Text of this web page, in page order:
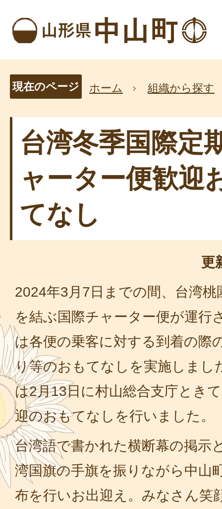
現在のページ ホーム 組織から探す
台湾冬季国際定
ャーター便歓迎
てなし
更
2024年3月7日までの間、台湾桃
を結ぶ国際チャーター便が運行
は各便の乗客に対する到着の際
り等のおもてなしを実施しまし
は2月13日に村山総合支庁とき
迎のおもてなしを行いました。
台湾語で書かれた横断幕の掲示
湾国旗の手旗を振りながら中山
布を行いお出迎え。みなさん笑